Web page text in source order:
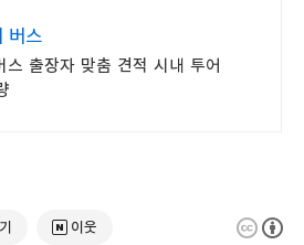
버스
스 출장자 맞춤 견적 시내 투어
이웃